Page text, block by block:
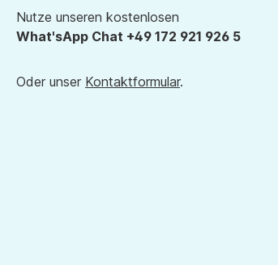
Nutze unseren kostenlosen
What'sApp Chat +49 172 921 926 5
Oder unser Kontaktformular.